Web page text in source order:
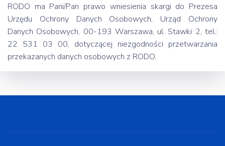
RODO ma Pani/Pan prawo wniesienia skargi do Prezesa
Urzędu Ochrony Danych Osobowych, Urząd Ochrony
Danych Osobowych, 00-193 Warszawa, ul. Stawki 2, tel.:
22 531 03 00, dotyczącej niezgodności przetwarzania
przekazanych danych osobowych z RODO.